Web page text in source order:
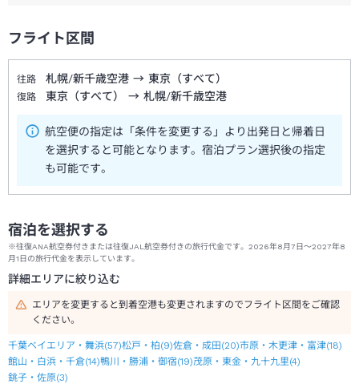
フライト区間
往路 札幌/新千歳空港 → 東京（すべて）
復路 東京（すべて） → 札幌/新千歳空港
航空便の指定は「条件を変更する」より出発日と帰着日
を選択すると可能となります。宿泊プラン選択後の指定
も可能です。
宿泊を選択する
※往復ANA航空券付きまたは往復JAL航空券付きの旅行代金です。2026年8月7日～2027年8
月1日の旅行代金を表示しています。
詳細エリアに絞り込む
エリアを変更すると到着空港も変更されますのでフライト区間をご確認
ください。
千葉ベイエリア・舞浜(57)松戸・柏(9)佐倉・成田(20)市原・木更津・富津(18)
館山・白浜・千倉(14)鴨川・勝浦・御宿(19)茂原・東金・九十九里(4)
銚子・佐原(3)